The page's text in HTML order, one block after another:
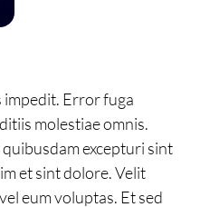
impedit. Error fuga
molestiae omnis.
excepturi sint
et sint dolore. Velit
eum voluptas. Et sed